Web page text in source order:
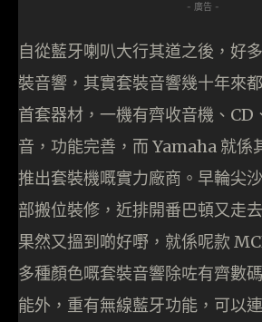
- 廣告 -
自從藍牙喇叭大行其道之後，好
裝音響，其實套裝音響幾十年來
首套器材，一機有齊收音機、
音，功能完善，而 Yamaha 就係
推出套裝機嘅實力廠商。早輪尖
部搬位裝修，近排開番巴頓又走
果然又搵到啲好嘢，就係呢款
多種顏色嘅套裝音響除咗有齊數
能外，重有無線藍牙功能，可以